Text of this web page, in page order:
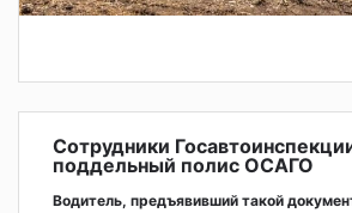
Сотрудники
поддельный полис ОСАГО
Водитель, предъявивший такой